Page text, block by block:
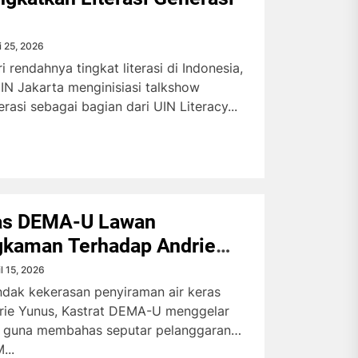
25, 2026
rendahnya tingkat literasi di Indonesia,
Jakarta menginisiasi talkshow
sebagai bagian dari UIN Literacy...
DEMA-U Lawan
Terhadap Andrie
15, 2026
kekerasan penyiraman air keras
Yunus, Kastrat DEMA-U menggelar
membahas seputar pelanggaran